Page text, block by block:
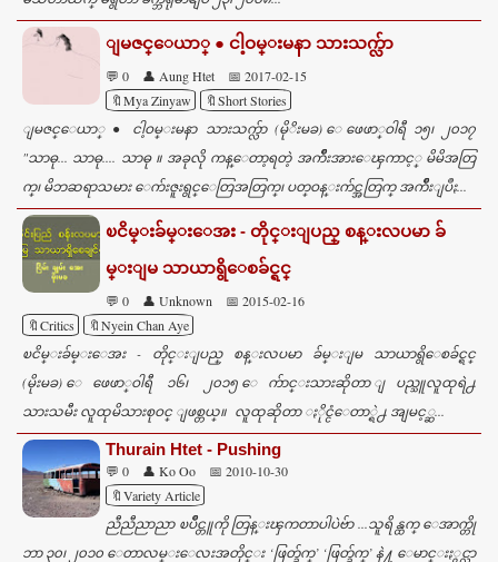
s
ျမဇင္ေယာ္ ● ငါ့ဝမ္းမနာ သားသက္လ်ာ
💬 0 👤 Aung Htet
📅 2017-02-15
🔖Mya Zinyaw
🔖Short Stories
ျမဇင္ေယာ္ ● ငါ့ဝမ္းမနာ သားသက္လ်ာ (မိုိးမခ) ေဖေဖာ္ဝါရီ ၁၅၊ ၂၀၁၇
"သာဓု... သာဓု.... သာဓု ။ အခုလို ကန္ေတာ့ရတဲ့ အက်ဳိးအားေၾကာင့္ မိမိအတြ
က္၊ မိဘဆရာသမား ေက်းဇူးရွင္ေတြအတြက္၊ ပတ္ဝန္းက်င္အတြက္ အက်ိဳးျပဳႏ...
ၿငိမ္းခ်မ္းေအး - တိုင္းျပည္ စန္းလပမာ ခ်
မ္းျမ သာယာရွိေစခ်င္ရင္
💬 0 👤 Unknown
📅 2015-02-16
🔖Critics
🔖Nyein Chan Aye
ၿငိမ္းခ်မ္းေအး - တိုင္းျပည္ စန္းလပမာ ခ်မ္းျမ သာယာရွိေစခ်င္ရင္
(မိုးမခ) ေဖေဖာ္ဝါရီ ၁၆၊ ၂၀၁၅ ေက်ာင္းသားဆိုတာ ျပည္သူလူထုရဲ႕
သားသမီး လူထုမိသားစုဝင္ ျဖစ္တယ္။ လူထုဆိုတာ ႏိုင္ငံေတာ္ရဲ႕ အျမင့္ဆ...
Thurain Htet - Pushing
💬 0 👤 Ko Oo
📅 2010-10-30
🔖Variety Article
ညီညီညာညာ ၿပဳိင္တူကို တြန္းၾကတာပါပဲဗ်ာ ...သူရိန္ထက္ ေအာက္တို
ဘာ ၃၀၊ ၂၀၁၀ ေတာလမ္းေလးအတိုင္း ‘ဖြတ္ခ်က္’ ‘ဖြတ္ခ်က္’ နဲ႔ ေမာင္းႏွင္လာ